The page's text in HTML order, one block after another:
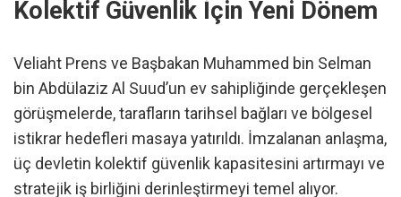
Kolektif Güvenlik İçin Yeni Dönem
Veliaht Prens ve Başbakan Muhammed bin Selman
bin Abdülaziz Al Suud’un ev sahipliğinde gerçekleşen
görüşmelerde, tarafların tarihsel bağları ve bölgesel
istikrar hedefleri masaya yatırıldı. İmzalanan anlaşma,
üç devletin kolektif güvenlik kapasitesini artırmayı ve
stratejik iş birliğini derinleştirmeyi temel alıyor.